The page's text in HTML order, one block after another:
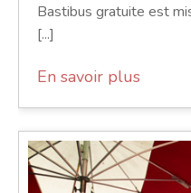
Bastibus gratuite est
[...]
En savoir plus